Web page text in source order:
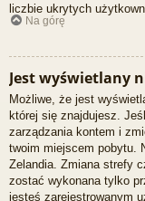
liczbie ukrytych
Na górę
Jest wyświetlany
Możliwe, że jest
której się znajdujesz.
zarządzania kontem i
twoim miejscem pobytu.
Zelandia. Zmiana strefy
zostać wykonana tylko
jesteś zarejestrowanym